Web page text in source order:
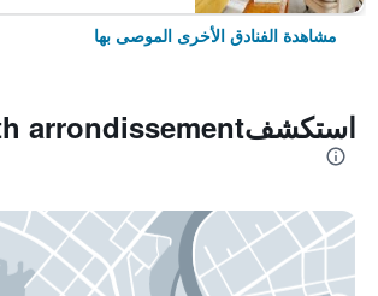
مشاهدة الفنادق الأخرى الموصى بها
استكشف5th arrondissement, باريس